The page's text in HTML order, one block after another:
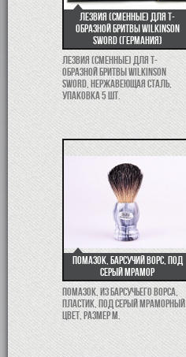
Лезвия (сменные) для Т-
образной бритвы Wilkinson
Sword (Германия)
Лезвия (сменные) для Т-
образной бритвы Wilkinson
Sword, нержавеющая сталь,
упаковка 5 шт.
Помазок, барсучий ворс, под
серый мрамор
Помазок, из барсучьего ворса,
пластик, под серый мраморный
цвет, размер M.